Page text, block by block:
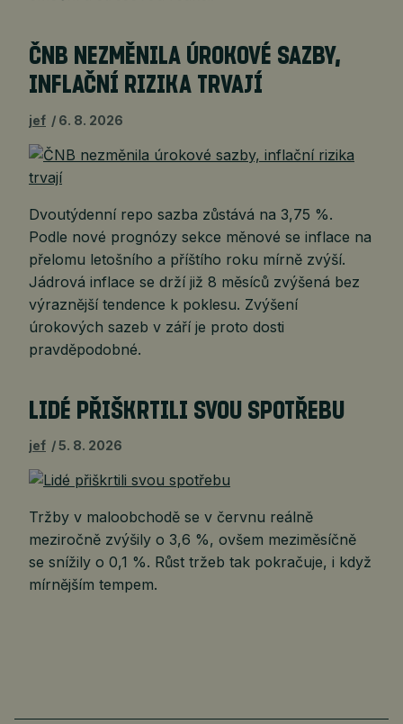
ČNB NEZMĚNILA ÚROKOVÉ SAZBY,
INFLAČNÍ RIZIKA TRVAJÍ
jef 6. 8. 2026
Dvoutýdenní repo sazba zůstává na 3,75 %.
Podle nové prognózy sekce měnové se inflace na
přelomu letošního a příštího roku mírně zvýší.
Jádrová inflace se drží již 8 měsíců zvýšená bez
výraznější tendence k poklesu. Zvýšení
úrokových sazeb v září je proto dosti
pravděpodobné.
LIDÉ PŘIŠKRTILI SVOU SPOTŘEBU
jef 5. 8. 2026
Tržby v maloobchodě se v červnu reálně
meziročně zvýšily o 3,6 %, ovšem meziměsíčně
se snížily o 0,1 %. Růst tržeb tak pokračuje, i když
mírnějším tempem.